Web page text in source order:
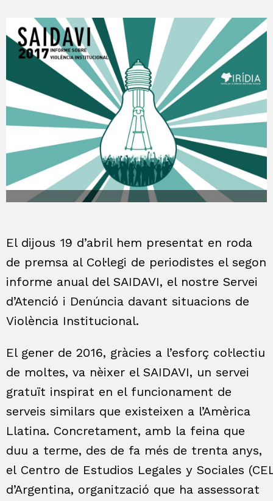
El dijous 19 d’abril hem presentat en roda
de premsa al Col·legi de periodistes el segon
informe anual del SAIDAVI, el nostre Servei
d’Atenció i Denúncia davant situacions de
Violència Institucional.
El gener de 2016, gràcies a l’esforç col·lectiu
de moltes, va nèixer el SAIDAVI, un servei
gratuït inspirat en el funcionament de
serveis similars que existeixen a l’Amèrica
Llatina. Concretament, amb la feina que
duu a terme, des de fa més de trenta anys,
el Centro de Estudios Legales y Sociales
d’Argentina, organització que ha assessorat